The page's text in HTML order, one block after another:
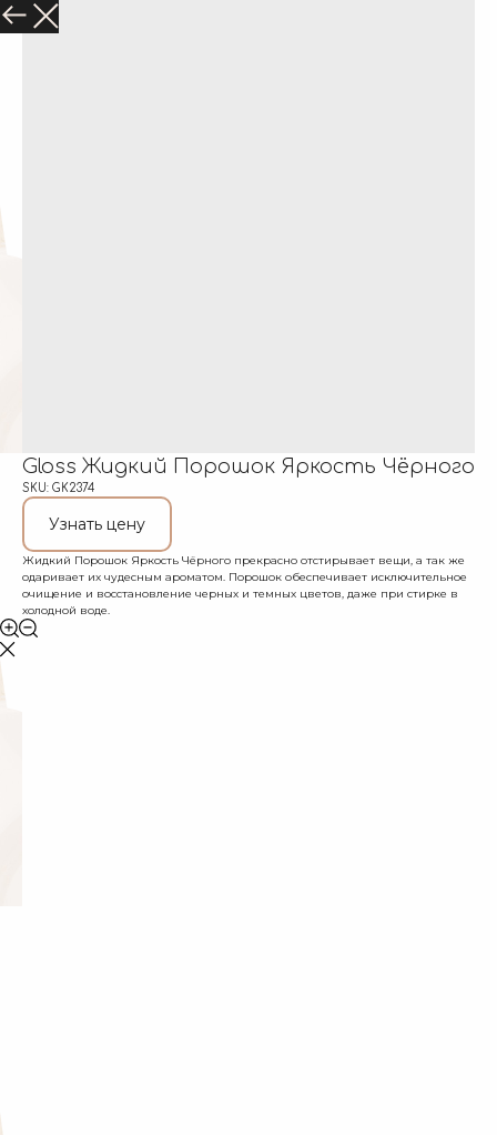
Gloss Жидкий Порошок Яркость Чёрного
SKU: GK2374
Узнать цену
Жидкий Порошок Яркость Чёрного прекрасно отстирывает вещи, а так же
одаривает их чудесным ароматом. Порошок обеспечивает исключительное
очищение и восстановление черных и темных цветов, даже при стирке в
холодной воде.